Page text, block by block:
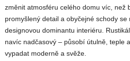
změnit atmosféru celého domu víc, než
promyšlený detail a obyčejné schody
designovou dominantu interiéru.
navíc nadčasový – působí útulně, teple
vypadat moderně a svěže.